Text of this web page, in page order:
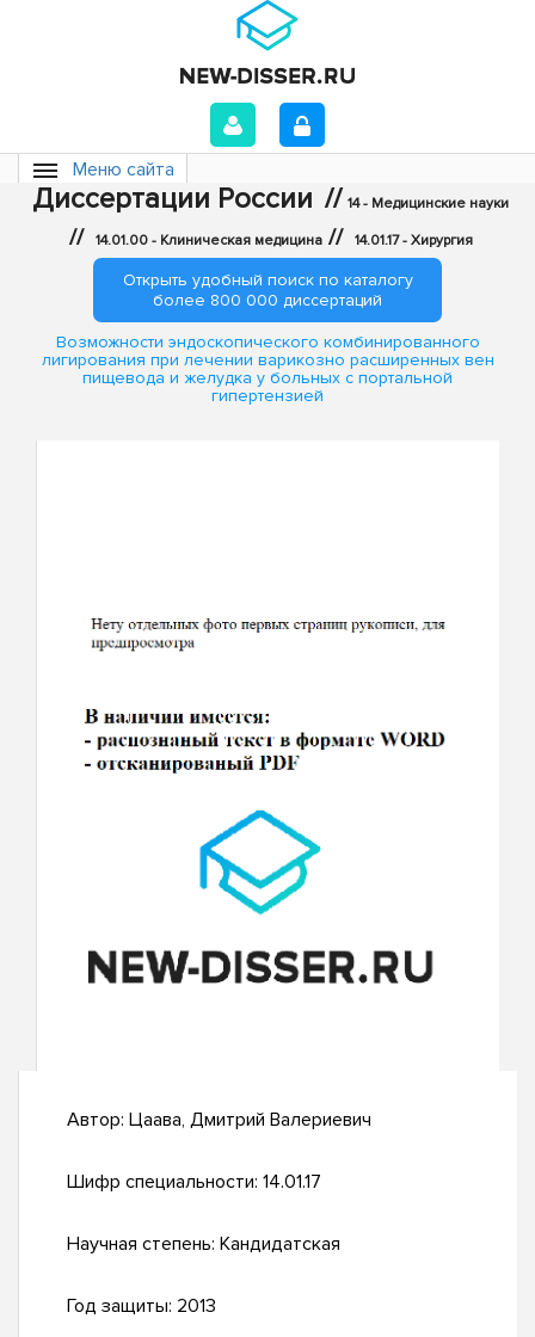
Меню сайта
Диссертации России // 14 - Медицинские науки
// 14.01.00 - Клиническая медицина // 14.01.17 - Хирургия
Открыть удобный поиск по каталогу
более 800 000 диссертаций
Возможности эндоскопического комбинированного
лигирования при лечении варикозно расширенных вен
пищевода и желудка у больных с портальной
гипертензией
Автор: Цаава, Дмитрий Валериевич
Шифр специальности: 14.01.17
Научная степень: Кандидатская
Год защиты: 2013